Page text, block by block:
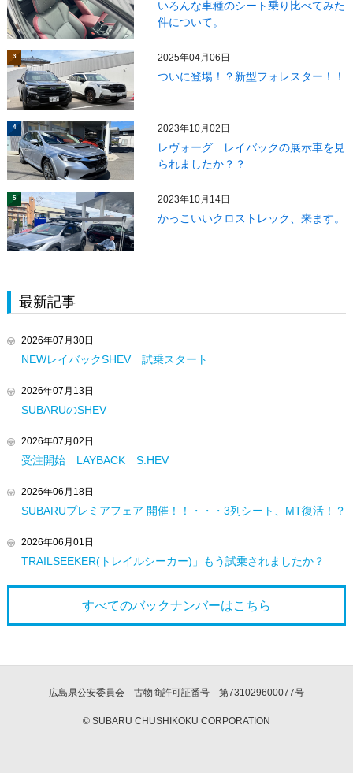
いろんな車種のシート乗り比べてみた
件について。
3 2025年04月06日
ついに登場！？新型フォレスター！！
4 2023年10月02日
レヴォーグ レイバックの展示車を見
られましたか？？
5 2023年10月14日
かっこいいクロストレック、来ます。
最新記事
2026年07月30日
NEWレイバックSHEV 試乗スタート
2026年07月13日
SUBARUのSHEV
2026年07月02日
受注開始 LAYBACK S:HEV
2026年06月18日
SUBARUプレミアフェア 開催！！・・・3列シート、MT復活！？
2026年06月01日
TRAILSEEKER(トレイルシーカー)」もう試乗されましたか？
すべてのバックナンバーはこちら
広島県公安委員会 古物商許可証番号 第731029600077号
© SUBARU CHUSHIKOKU CORPORATION